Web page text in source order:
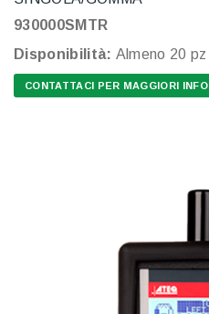
930000SMTR
Disponibilità: Almeno 20 pz
CONTATTACI PER MAGGIORI INFO